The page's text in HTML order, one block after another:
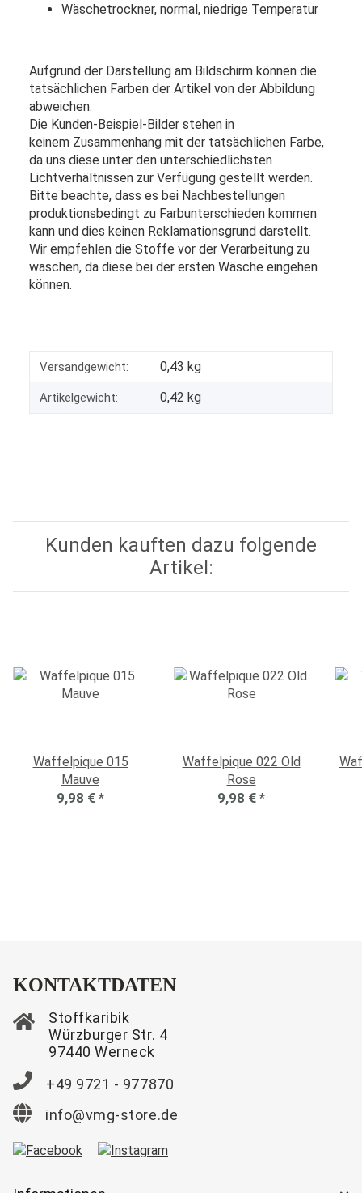
Wäschetrockner, normal, niedrige Temperatur
Aufgrund der Darstellung am Bildschirm können die
tatsächlichen Farben der Artikel von der Abbildung
abweichen.
Die Kunden-Beispiel-Bilder stehen in
keinem Zusammenhang mit der tatsächlichen Farbe,
da uns diese unter den unterschiedlichsten
Lichtverhältnissen zur Verfügung gestellt werden.
Bitte beachte, dass es bei Nachbestellungen
produktionsbedingt zu Farbunterschieden kommen
kann und dies keinen Reklamationsgrund darstellt.
Wir empfehlen die Stoffe vor der Verarbeitung zu
waschen, da diese bei der ersten Wäsche eingehen
können.
Versandgewicht: 0,43 kg
Artikelgewicht: 0,42 kg
Kunden kauften dazu folgende
Artikel:
Waffelpique 015
Mauve
9,98 € *
Waffelpique 022 Old
Rose
9,98 € *
KONTAKTDATEN
Stoffkaribik
Würzburger Str. 4
97440 Werneck
+49 9721 - 977870
info@vmg-store.de